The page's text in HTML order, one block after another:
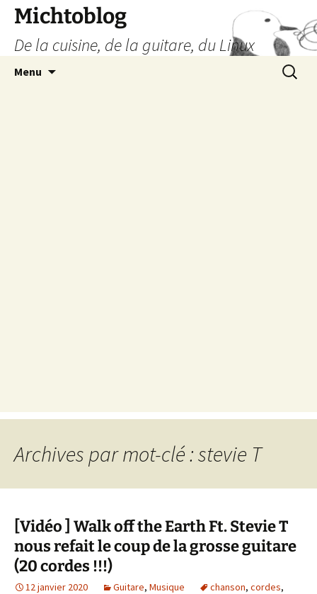
Aller
contenu
Michtoblog
De la cuisine, de la guitare, du Linux
Menu
Archives par mot-clé : stevie T
[Vidéo ] Walk off the Earth Ft. Stevie T
nous refait le coup de la grosse guitare
(20 cordes !!!)
12 janvier 2020 Guitare, Musique chanson, cordes,